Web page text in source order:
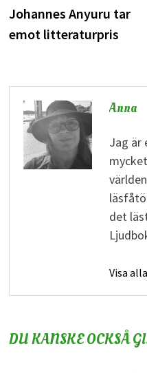
inlägg:
Johannes Anyuru tar
emot litteraturpris
Anna
Jag är
det
Visa
DU KANSKE OCKSÅ